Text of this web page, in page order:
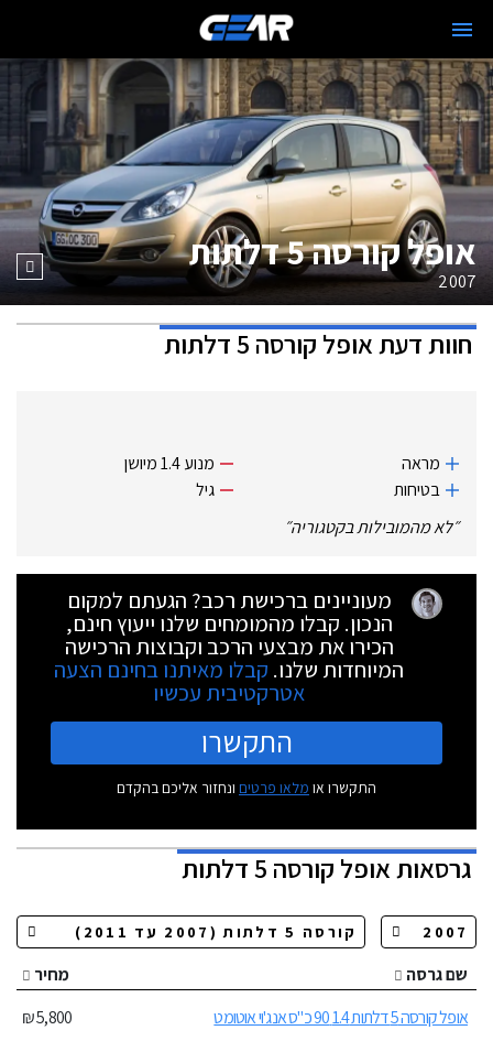
אופל קורסה 5 דלתות
2007
חוות דעתאופל קורסה 5 דלתות
מראה
בטיחות
מנוע 1.4 מיושן
גיל
״לא מהמובילות בקטגוריה״
מעוניינים ברכישת רכב? הגעתם למקום
הנכון. קבלו מהמומחים שלנו ייעוץ חינם,
הכירו את מבצעי הרכב וקבוצות הרכישה
המיוחדות שלנו. קבלו מאיתנו בחינם הצעה
אטרקטיבית עכשיו
התקשרו
התקשרו או מלאו פרטים ונחזור אליכם בהקדם
גרסאותאופל קורסה 5 דלתות
שם גרסה
מחיר
אופל קורסה 5 דלתות 1.4 90 כ"ס אנג'וי אוטומט
5,800 ₪